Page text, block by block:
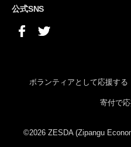
公式SNS
ボランティアとして応援する
寄付で
©2026 ZESDA (Zipangu